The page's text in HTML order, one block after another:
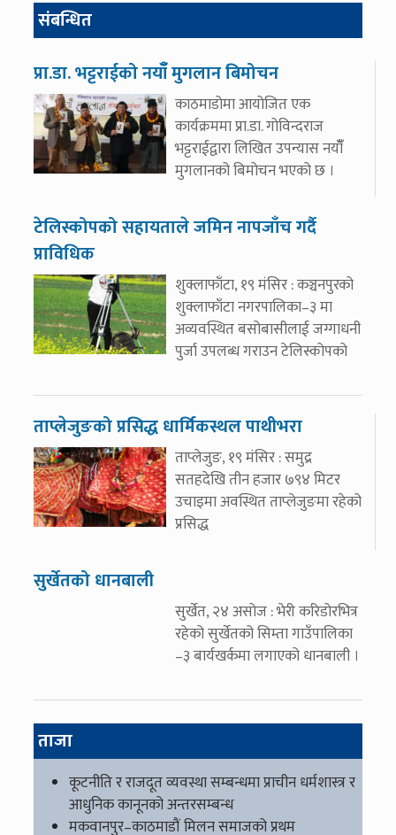
संबन्धित
प्रा.डा. भट्टराईको नयाँँ मुगलान बिमोचन
काठमाडोमा आयोजित एक
कार्यक्रममा प्रा.डा. गोविन्दराज
भट्टराईद्वारा लिखित उपन्यास नयाँँ
मुगलानको बिमोचन भएको छ ।
टेलिस्कोपको सहायताले जमिन नापजाँच गर्दै
प्राविधिक
शुक्लाफाँटा, १९ मंसिर : कञ्चनपुरको
शुक्लाफाँटा नगरपालिका–३ मा
अव्यवस्थित बसोबासीलाई जग्गाधनी
पुर्जा उपलब्ध गराउन टेलिस्कोपको
ताप्लेजुङको प्रसिद्ध धार्मिकस्थल पाथीभरा
ताप्लेजुङ, १९ मंसिर : समुद्र
सतहदेखि तीन हजार ७९४ मिटर
उचाइमा अवस्थित ताप्लेजुङमा रहेको
प्रसिद्ध
सुर्खेतको धानबाली
सुर्खेत, २४ असोज : भेरी करिडोरभित्र
रहेको सुर्खेतको सिम्ता गाउँपालिका
–३ बार्यखर्कमा लगाएको धानबाली ।
ताजा
कूटनीति र राजदूत व्यवस्था सम्बन्धमा प्राचीन धर्मशास्त्र र
आधुनिक कानूनको अन्तरसम्बन्ध
मकवानपुर–काठमाडौं मिलन समाजको प्रथम